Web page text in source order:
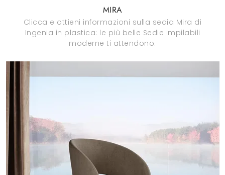
MIRA
Clicca e ottieni informazioni sulla sedia Mira di
Ingenia in plastica: le più belle Sedie impilabili
moderne ti attendono.